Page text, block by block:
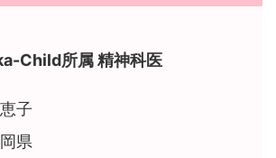
Child所属 精神科医
子
県